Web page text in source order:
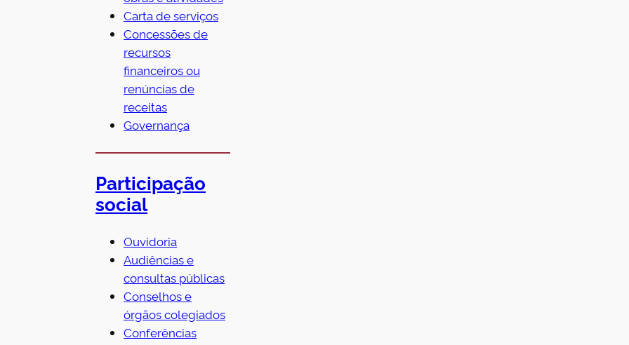
Carta de serviços
Concessões de
recursos
financeiros ou
renúncias de
receitas
Governança
Participação
social
Ouvidoria
Audiências e
consultas públicas
Conselhos e
órgãos colegiados
Conferências